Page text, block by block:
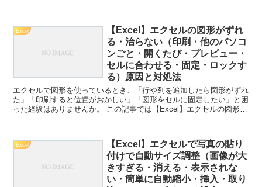
Excel
【Excel】エクセルの図形がずれ
る・治らない（印刷・他のパソコ
ンごと・開くたび・プレビュー・
セルに合わせる・固定・ロックす
る）原因と対処法
エクセルで図形を使っているとき、「行や列を追加したら図形がずれ
た」「印刷すると位置がおかしい」「図形をセルに固定したい」と困
った経験はありませんか。 この記事では【Excel】エクセルの図形が
Excel
【Excel】エクセルで写真の貼り
付けで自動サイズ調整（画像が大
きすぎる・消える・表示されな
い・簡単に自動縮小・挿入・取り